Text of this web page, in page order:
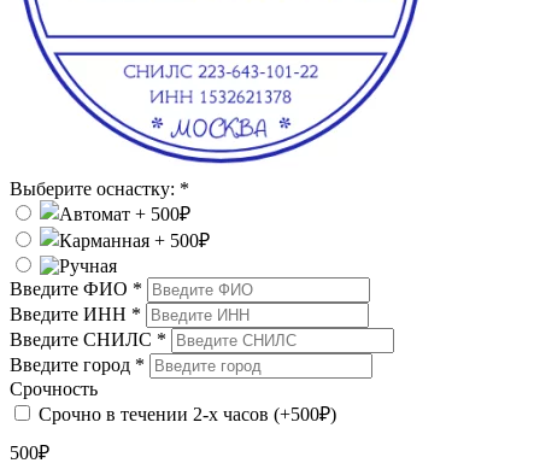
Выберите оснастку: *
Введите ФИО *
Введите ИНН *
Введите СНИЛС *
Введите город *
Срочность
Срочно в течении 2-х часов (+500₽)
500₽